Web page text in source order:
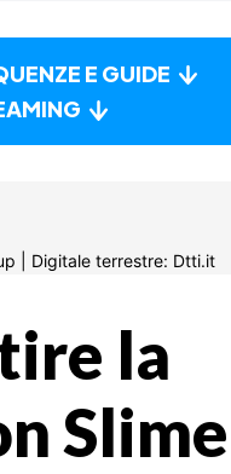
E GUIDE
la